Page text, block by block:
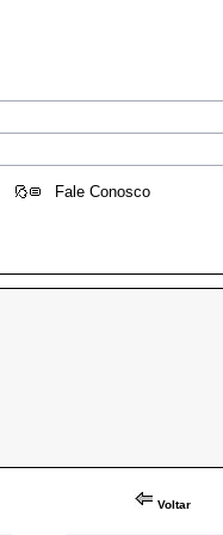
Fale Conosco
Voltar